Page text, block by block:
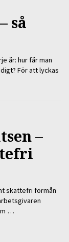
så
år: hur får man
För att lyckas
–
skattefri förmån
…